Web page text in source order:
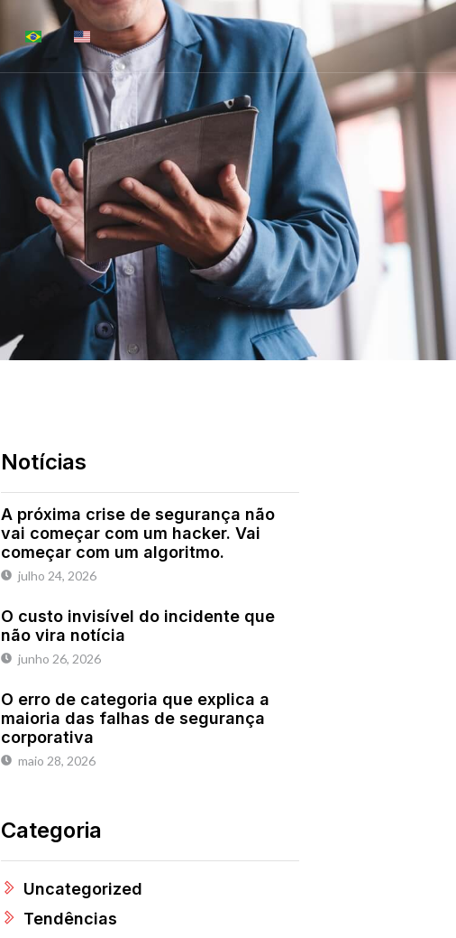
Notícias
A próxima crise de segurança não
vai começar com um hacker. Vai
começar com um algoritmo.
julho 24, 2026
O custo invisível do incidente que
não vira notícia
junho 26, 2026
O erro de categoria que explica a
maioria das falhas de segurança
corporativa
maio 28, 2026
Categoria
Uncategorized
Tendências